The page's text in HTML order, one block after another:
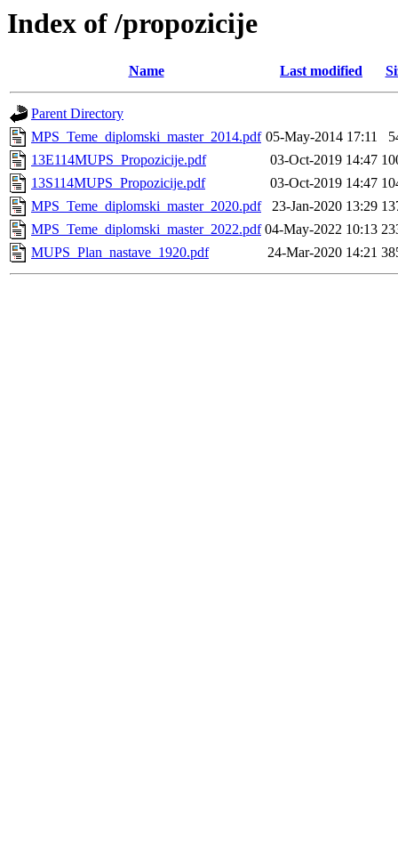
Index of /propozicije
Name Last modified
Parent Directory
MPS_Teme_diplomski_master_2014.pdf 05-May-2014 17:11
13E114MUPS_Propozicije.pdf
03-Oct-2019 14:47
13S114MUPS_Propozicije.pdf
03-Oct-2019 14:47
MPS_Teme_diplomski_master_2020.pdf
23-Jan-2020 13:29
MPS_Teme_diplomski_master_2022.pdf 04-May-2022 10:13
MUPS_Plan_nastave_1920.pdf
24-Mar-2020 14:21